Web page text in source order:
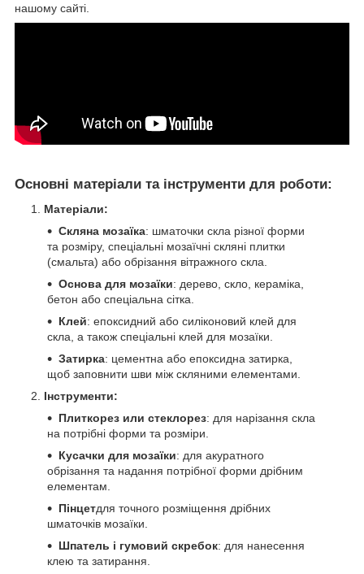
нашому сайті.
Основні матеріали та інструменти для роботи:
Матеріали:
Скляна мозаїка: шматочки скла різної форми
та розміру, спеціальні мозаїчні скляні плитки
(смальта) або обрізання вітражного скла.
Основа для мозаїки: дерево, скло, кераміка,
бетон або спеціальна сітка.
Клей: епоксидний або силіконовий клей для
скла, а також спеціальні клей для мозаїки.
Затирка: цементна або епоксидна затирка,
щоб заповнити шви між скляними елементами.
Інструменти:
Плиткорез или стеклорез: для нарізання скла
на потрібні форми та розміри.
Кусачки для мозаїки: для акуратного
обрізання та надання потрібної форми дрібним
елементам.
Пінцетдля точного розміщення дрібних
шматочків мозаїки.
Шпатель і гумовий скребок: для нанесення
клею та затирання.